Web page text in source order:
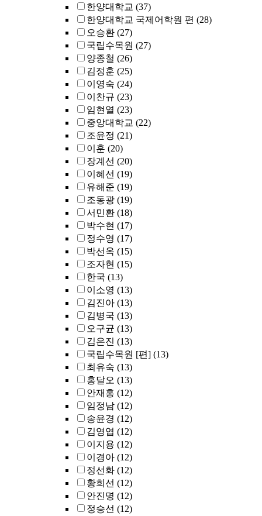
한양대학교 (37)
한양대학교 국제어학원 편 (28)
오승환 (27)
국립수목원 (27)
양종철 (26)
김정훈 (25)
이영숙 (24)
이찬규 (23)
임현열 (23)
중앙대학교 (22)
조윤정 (21)
이훈 (20)
장계선 (20)
이혜선 (19)
유해준 (19)
조동광 (19)
서민환 (18)
박수현 (17)
정수영 (17)
박선옥 (15)
조자현 (15)
한국 (13)
이소영 (13)
김진아 (13)
김병국 (13)
오구균 (13)
김은진 (13)
국립수목원 [편] (13)
최유숙 (13)
홍달오 (13)
안재홍 (12)
임정남 (12)
송윤경 (12)
김영엽 (12)
이지용 (12)
이경아 (12)
정선화 (12)
황희선 (12)
안진명 (12)
정승선 (12)